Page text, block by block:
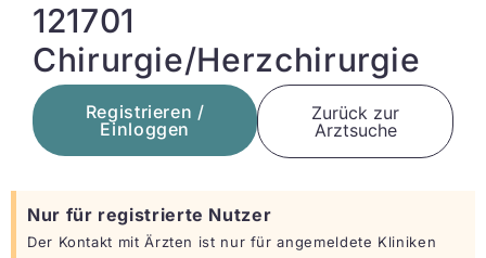
121701
Chirurgie/Herzchirurgie
Registrieren /
Einloggen
Zurück zur
Arztsuche
Nur für registrierte Nutzer
Der Kontakt mit Ärzten ist nur für angemeldete Kliniken